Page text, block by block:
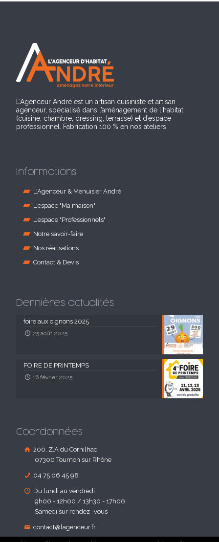
L’Agenceur André est un artisan cuisiniste et artisan
agenceur, spécialisé dans l’aménagement de l'habitat
(cuisine, chambre, dressing, terrasse) et d’espace
professionnel. Fabrication 100 % en nos ateliers.
Informations
L'Agenceur & Menuisier André
L'espace "Ma maison"
L'espace "Professionnels"
Notre savoir-faire
Nos réalisations
Contact & Devis
Dernières actualités
foire aux oignons 2025
25 août 2025
FOIRE DE PRINTEMPS
16 février 2025
Coordonnées
200, Z.A du Cornilhac
07300 Tournon sur Rhône
04 75 06 45 98
Du lundi au vendredi
9h00 - 12h00 / 13h30 - 17h00
Samedi sur rendez -vous
contact@lagenceur.fr